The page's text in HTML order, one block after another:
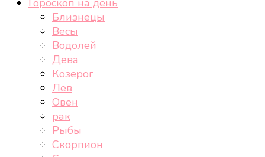
Гороскоп на день
Близнецы
Весы
Водолей
Дева
Козерог
Лев
Овен
рак
Рыбы
Скорпион